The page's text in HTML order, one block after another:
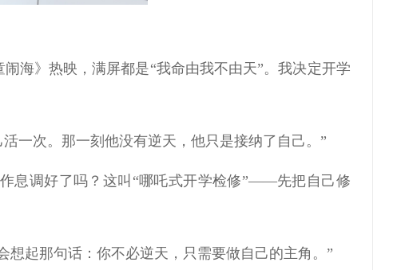
海》热映，满屏都是“我命由我不由天”。我决定开学
一次。那一刻他没有逆天，他只是接纳了自己。”
息调好了吗？这叫“哪吒式开学检修”——先把自己修
起那句话：你不必逆天，只需要做自己的主角。”